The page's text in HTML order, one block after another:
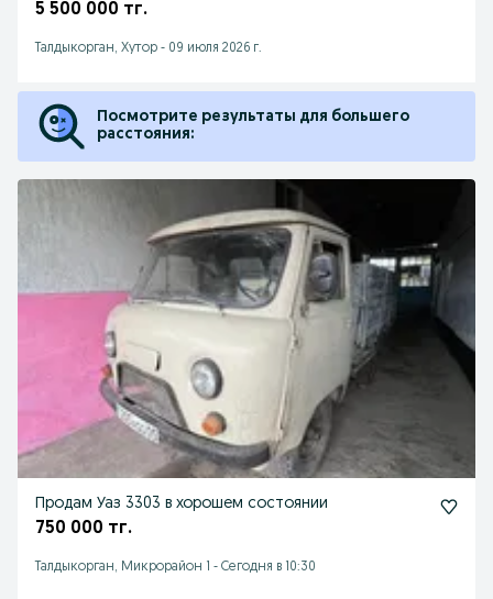
5 500 000 тг.
Талдыкорган, Хутор - 09 июля 2026 г.
Посмотрите результаты для большего
расстояния:
Продам Уаз 3303 в хорошем состоянии
750 000 тг.
Талдыкорган, Микрорайон 1 - Сегодня в 10:30